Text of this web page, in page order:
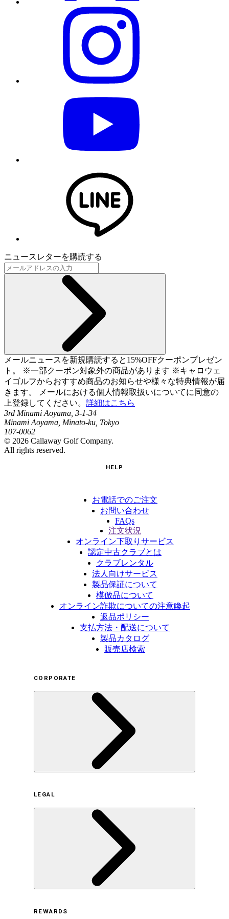
ニュースレターを購読する
メールニュースを新規購読すると15%OFFクーポンプレゼン
ト。 ※一部クーポン対象外の商品があります ※キャロウェ
イゴルフからおすすめ商品のお知らせや様々な特典情報が届
きます。 メールにおける個人情報取扱いについてに同意の
上登録してください。 詳細はこちら
3rd Minami Aoyama, 3-1-34
Minami Aoyama, Minato-ku, Tokyo
107-0062
© 2026 Callaway Golf Company.
All rights reserved.
HELP
お電話でのご注文
お問い合わせ
FAQs
注文状況
オンライン下取りサービス
認定中古クラブとは
クラブレンタル
法人向けサービス
製品保証について
模倣品について
オンライン詐欺についての注意喚起
返品ポリシー
支払方法・配送について
製品カタログ
販売店検索
CORPORATE
サステナビリティの取り組み（日本）
サステナビリティの取り組み（米国/英語）
ヒストリー
採用情報
LEGAL
REWARDS